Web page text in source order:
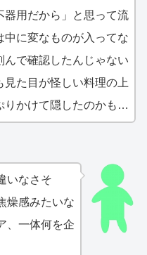
用だから」と思って流
中に変なものが入ってな
んで確認したんじゃない
見た目が怪しい料理の上
りかけて隠したのかも…
いなさそ
燥感みたいな
、一体何を企